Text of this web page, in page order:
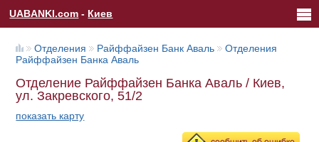
UABANKI.com - Киев
Отделения Райффайзен Банк Аваль
Отделения
Райффайзен Банка Аваль
Отделение Райффайзен Банка Аваль / Киев,
ул. Закревского, 51/2
показать карту